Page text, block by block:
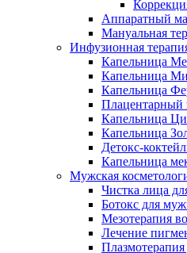
Аппаратный
Мануальная
Инфузионная
Капельница
Капельница
Капельница
Плацентарный
Капельница
Капельница
Детокс-
Капельница
Мужская
Чистка лица
Ботокс для
Мезотерапия
Лечение